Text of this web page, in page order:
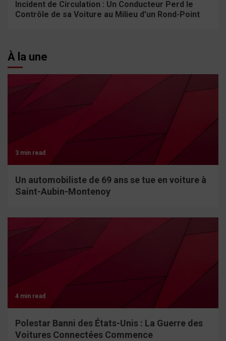
Incident de Circulation : Un Conducteur Perd le
Contrôle de sa Voiture au Milieu d’un Rond-Point
À la une
3 min read
Un automobiliste de 69 ans se tue en voiture à
Saint-Aubin-Montenoy
4 min read
Polestar Banni des États-Unis : La Guerre des
Voitures Connectées Commence